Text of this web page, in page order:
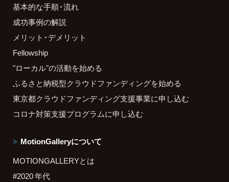
基本的な手順・流れ
成功事例の解説
メリット・デメリット
Fellowship
"ローカル"の活動を始める
ふるさと納税型クラウドファンディングを始める
東京都クラウドファンディング支援事業に申し込む
コロナ対策支援プログラムに申し込む
MotionGalleryについて
MOTIONGALLERYとは
#2020 年代